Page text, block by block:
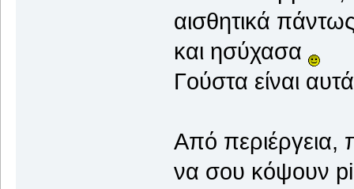
αισθητικά
και ησύχασα
Γούστα είναι
Από
να σου κόψουν